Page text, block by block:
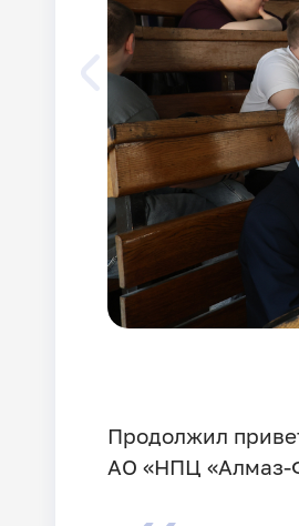
Продолжил
АО «НПЦ «Алмаз-